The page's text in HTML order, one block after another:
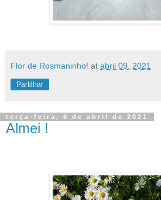
Flor de Rosmaninho! at abril 09, 2021
Partilhar
terça-feira, 6 de abril de 2021
Almei !